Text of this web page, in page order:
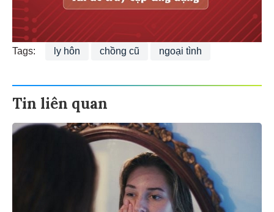
Tags: ly hôn chồng cũ ngoại tình
Tin liên quan